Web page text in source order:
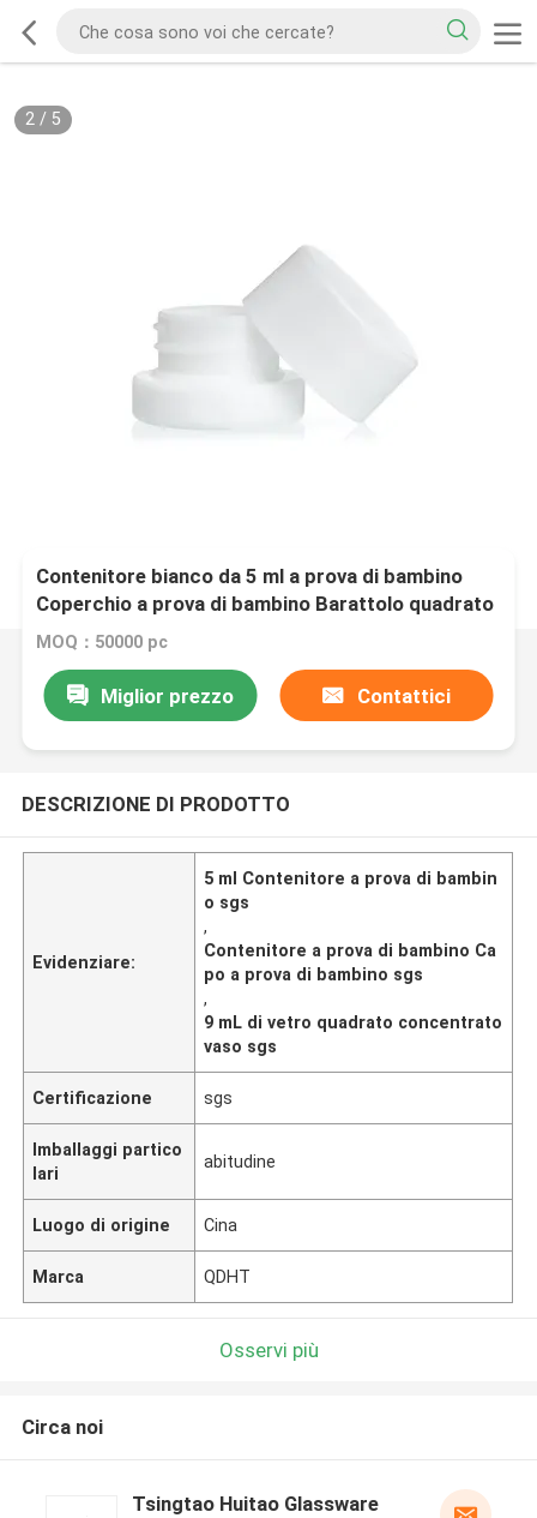
2/ 5
Contenitore bianco da 5 ml a prova di bambino
Coperchio a prova di bambino Barattolo quadrato
in vetro da 9 ml
MOQ：50000 pc
Miglior prezzo Contattici
DESCRIZIONE DI PRODOTTO
Evidenziare:
5 ml Contenitore a prova di bambin
o sgs
,
Contenitore a prova di bambino Ca
po a prova di bambino sgs
,
9 mL di vetro quadrato concentrato
vaso sgs
Certificazione sgs
Imballaggi partico
lari
abitudine
Luogo di origine Cina
Marca QDHT
Osservi più
Circa noi
Tsingtao Huitao Glassware